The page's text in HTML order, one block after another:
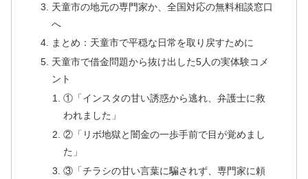
天童市の地元の専門家か、全国対応の無料相談窓口
へ
まとめ：天童市で平穏な日常を取り戻すために
天童市で借金問題から抜け出した5人の実体験コメ
ント
①「インスタの甘い誘惑から逃れ、弁護士に救
われました」
②「リボ地獄と闇金の一歩手前で目が覚めまし
た」
③「チラシの甘い言葉に騙されず、専門家に頼